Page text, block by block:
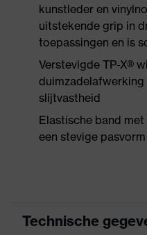
kunstleder en
uitstekende grip in
toepassingen en is
Verstevigde TP-X®
slijtvastheid
Elastische band
een stevige pasvorm
Technische